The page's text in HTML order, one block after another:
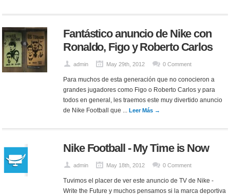
Fantástico anuncio de Nike con
Ronaldo, Figo y Roberto Carlos
admin May 29th, 2012 0 Comment
Para muchos de esta generación que no conocieron a
grandes jugadores como Figo o Roberto Carlos y para
todos en general, les traemos este muy divertido anuncio
de Nike Football que ... Leer Más →
Nike Football - My Time is Now
admin May 18th, 2012 0 Comment
Tuvimos el placer de ver este anuncio de TV de Nike -
Write the Future y muchos pensamos si la marca deportiva